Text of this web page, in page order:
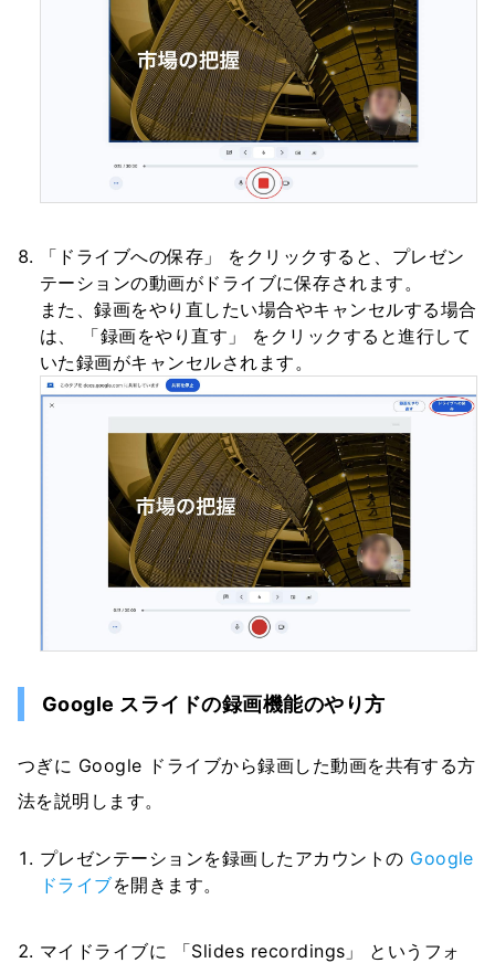
「ドライブへの保存」 をクリックすると、プレゼン
テーションの動画がドライブに保存されます。
また、録画をやり直したい場合やキャンセルする場合
は、 「録画をやり直す」 をクリックすると進行して
いた録画がキャンセルされます。
Google スライドの録画機能のやり方
つぎに Google ドライブから録画した動画を共有する方
法を説明します。
プレゼンテーションを録画したアカウントの Google
ドライブを開きます。
マイドライブに 「Slides recordings」 というフォ